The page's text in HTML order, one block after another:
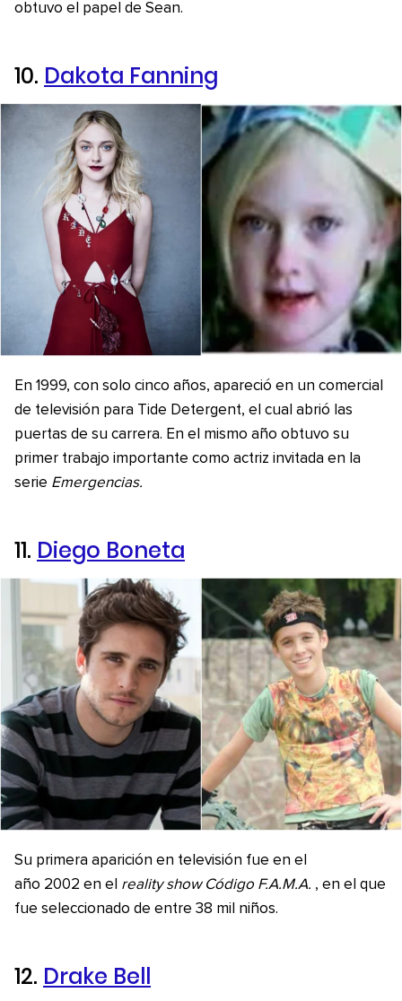
obtuvo el papel de Sean.
10. Dakota Fanning
En 1999, con solo cinco años, apareció en un comercial
de televisión para Tide Detergent, el cual abrió las
puertas de su carrera. En el mismo año obtuvo su
primer trabajo importante como actriz invitada en la
serie Emergencias.
11. Diego Boneta
Su primera aparición en televisión fue en el
año 2002 en el reality show Código F.A.M.A. , en el que
fue seleccionado de entre 38 mil niños.
12. Drake Bell